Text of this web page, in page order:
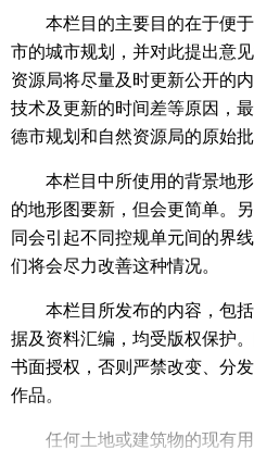
本栏目的主要目的在于便
市的城市规划，并对此提出意
资源局将尽量及时更新公开的
技术及更新的时间差等原因，
德市规划和自然资源局的原始批
本栏目中所使用的背景地
的地形图要新，但会更简单。
同会引起不同控规单元间的界
们将会尽力改善这种情况。
本栏目所发布的内容，包
据及资料汇编，均受版权保护
书面授权，否则严禁改变、分
作品。
任何土地或建筑物的现有